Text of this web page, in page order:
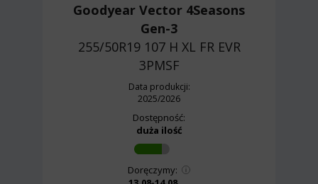
Goodyear Vector 4Seasons
Gen-3
255/50R19 107 H XL FR EVR
3PMSF
Data produkcji:
2025/2026
Dostępność:
duża ilość
Doręczymy: